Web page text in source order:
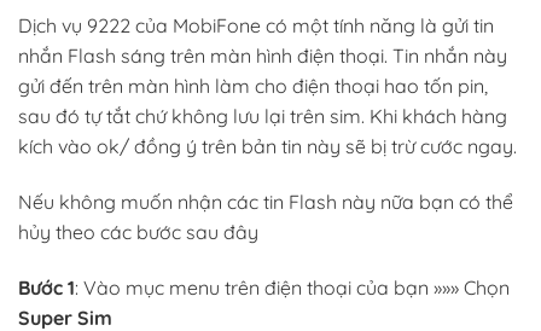
Dịch vụ 9222 của MobiFone có một tính năng là gửi tin
nhắn Flash sáng trên màn hình điện thoại. Tin nhắn này
gửi đến trên màn hình làm cho điện thoại hao tốn pin,
sau đó tự tắt chứ không lưu lại trên sim. Khi khách hàng
kích vào ok/ đồng ý trên bản tin này sẽ bị trừ cước ngay.
Nếu không muốn nhận các tin Flash này nữa bạn có thể
hủy theo các bước sau đây
Bước 1: Vào mục menu trên điện thoại của bạn »»» Chọn
Super Sim